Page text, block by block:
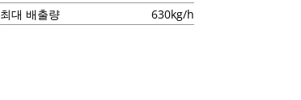
최대 배출량
630kg/h